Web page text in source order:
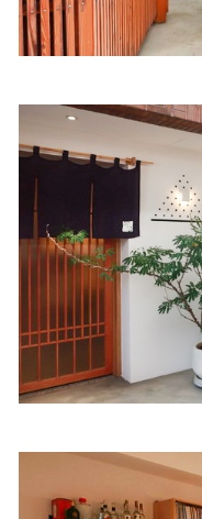
影音區
關於Yilan
個人著作
活動實況記錄
媒體報導一覽
合作與代言
訂閱電子報